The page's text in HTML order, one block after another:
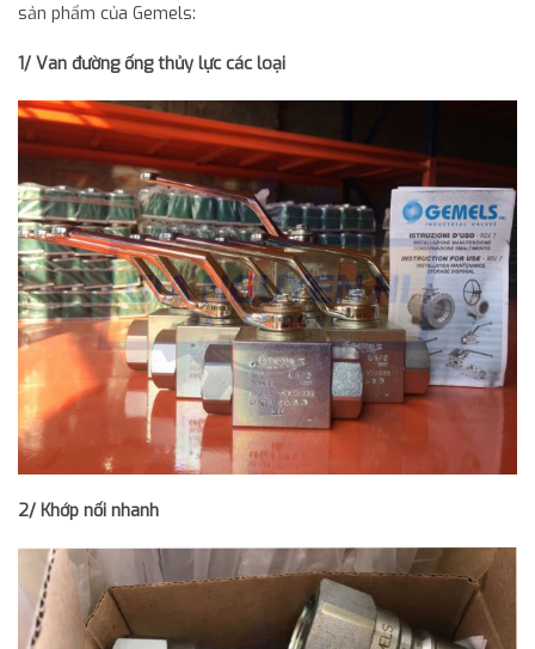
sản phẩm của Gemels:
1/ Van đường ống thủy lực các loại
2/ Khớp nối nhanh